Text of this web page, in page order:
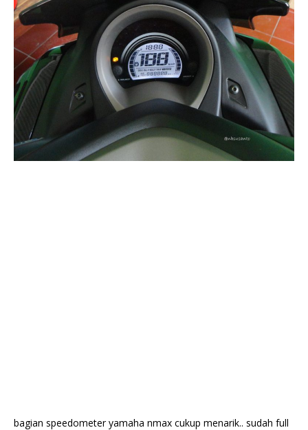
bagian speedometer yamaha nmax cukup menarik.. sudah full